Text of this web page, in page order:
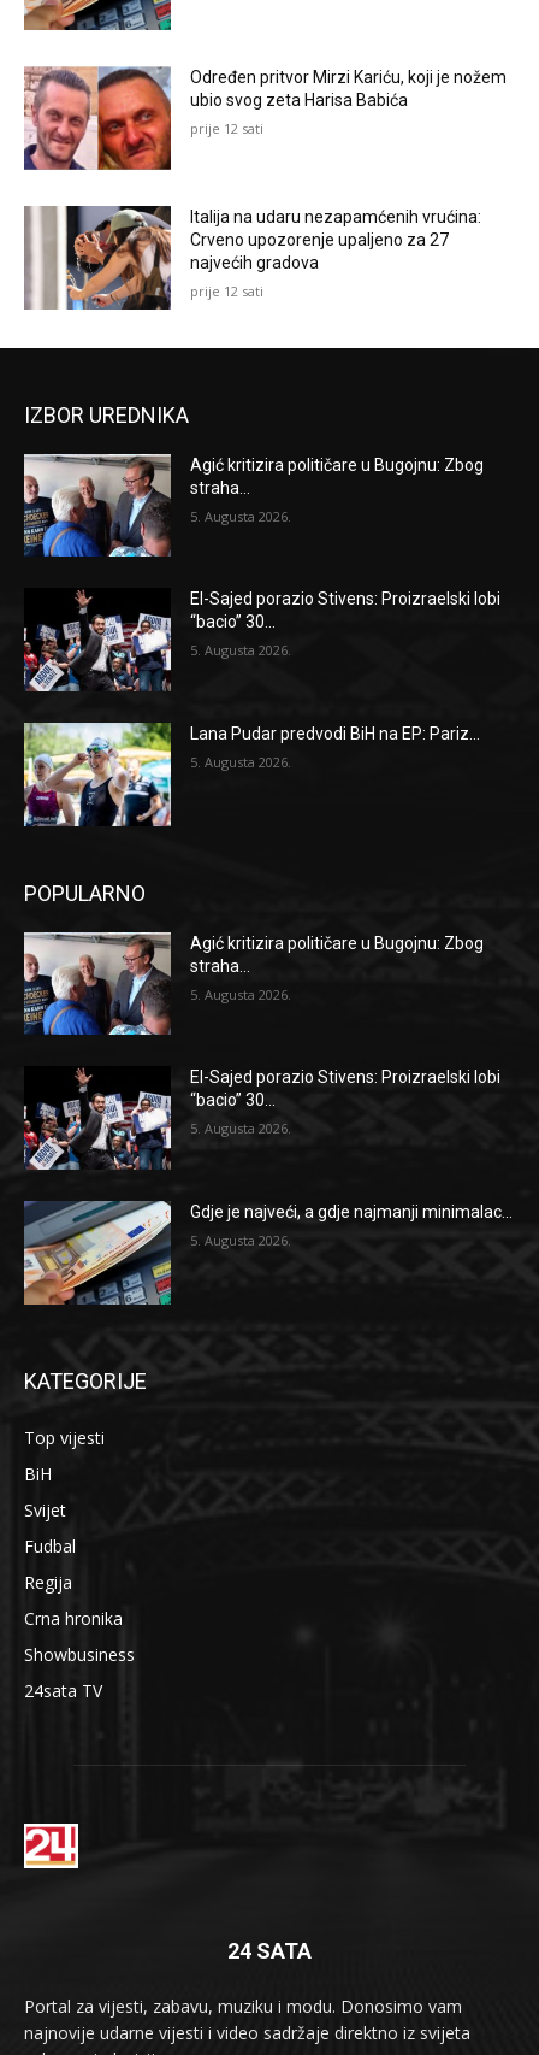
Određen pritvor Mirzi Kariću, koji je nožem
ubio svog zeta Harisa Babića
prije 12 sati
Italija na udaru nezapamćenih vrućina:
Crveno upozorenje upaljeno za 27
najvećih gradova
prije 12 sati
IZBOR UREDNIKA
Agić kritizira političare u Bugojnu: Zbog
straha...
5. Augusta 2026.
El-Sajed porazio Stivens: Proizraelski lobi
“bacio” 30...
5. Augusta 2026.
Lana Pudar predvodi BiH na EP: Pariz...
5. Augusta 2026.
POPULARNO
Agić kritizira političare u Bugojnu: Zbog
straha...
5. Augusta 2026.
El-Sajed porazio Stivens: Proizraelski lobi
“bacio” 30...
5. Augusta 2026.
Gdje je najveći, a gdje najmanji minimalac...
5. Augusta 2026.
KATEGORIJE
Top vijesti
BiH
Svijet
Fudbal
Regija
Crna hronika
Showbusiness
24sata TV
24 SATA
Portal za vijesti, zabavu, muziku i modu. Donosimo vam
najnovije udarne vijesti i video sadržaje direktno iz svijeta